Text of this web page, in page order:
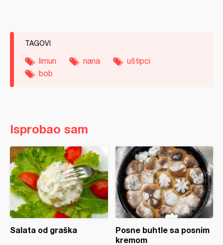
TAGOVI
limun nana
uštipci
bob
Isprobao sam
Salata od graška
Posne buhtle sa posnim
kremom